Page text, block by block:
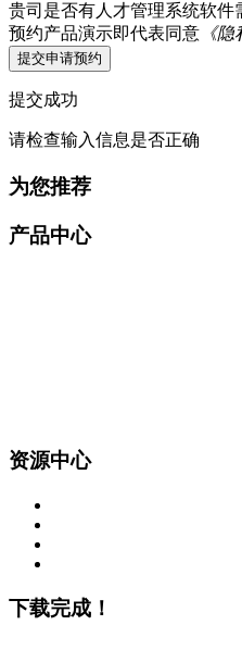
贵司是否有人才管理系统软件
预约产品演示即代表同意 《
提交申请预约
提交成功
请检查输入信息是否正确
为您推荐
产品中心
资源中心
下载完成！